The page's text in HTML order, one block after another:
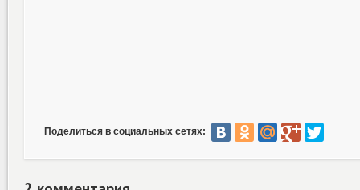
Поделиться в социальных сетях: